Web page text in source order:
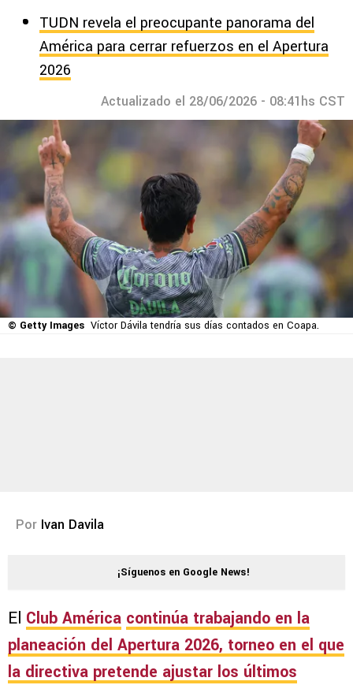
TUDN revela el preocupante panorama del
América para cerrar refuerzos en el Apertura
2026
Actualizado el 28/06/2026 - 08:41hs CST
© Getty Images Víctor Dávila tendría sus días contados en Coapa.
Por Ivan Davila
¡Síguenos en Google News!
El Club América continúa trabajando en la
planeación del Apertura 2026, torneo en el que
la directiva pretende ajustar los últimos